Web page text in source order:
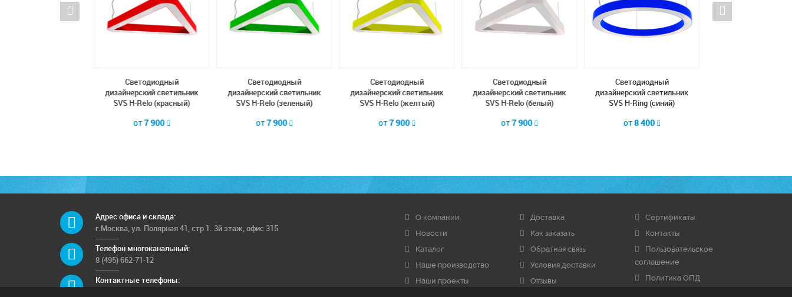
Cветодиодный
дизайнерский светильник
SVS H-Relo (красный)
от7 900
Cветодиодный
дизайнерский светильник
SVS H-Relo (зеленый)
от7 900
Cветодиодный
дизайнерский светильник
SVS H-Relo (желтый)
от7 900
Cветодиодный
дизайнерский светильник
SVS H-Relo (белый)
от7 900
Cветодиодный
дизайнерский светильник
SVS H-Ring (синий)
от8 400
Адрес офиса и склада:
г.Москва, ул. Полярная 41, стр 1. 3й этаж, офис 315
Телефон многоканальный:
8 (495) 662-71-12
Контактные телефоны:
О компании
Новости
Каталог
Наше производство
Наши проекты
Доставка
Как заказать
Обратная связь
Условия доставки
Отзывы
Сертификаты
Контакты
Пользовательское
соглашение
Политика ОПД